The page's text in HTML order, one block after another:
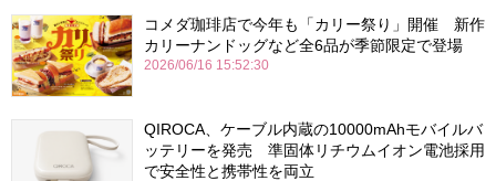
コメダ珈琲店で今年も「カリー祭り」開催 新作
カリーナンドッグなど全6品が季節限定で登場
2026/06/16 15:52:30
QIROCA、ケーブル内蔵の10000mAhモバイルバ
ッテリーを発売 準固体リチウムイオン電池採用
で安全性と携帯性を両立